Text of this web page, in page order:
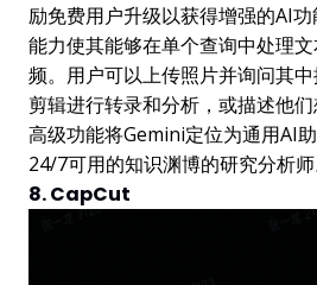
励免费用户升级以获得增强的AI
能力使其能够在单个查询中处理
频。用户可以上传照片并询问其
剪辑进行转录和分析，或描述他
高级功能将Gemini定位为通用AI
24/7可用的知识渊博的研究分析师
8. CapCut